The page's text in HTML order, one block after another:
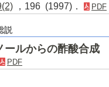
，196 (1997)． PDF
説
ルからの酢酸合成
PDF